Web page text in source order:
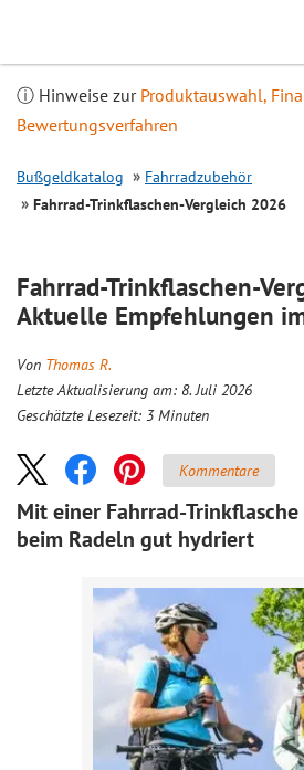
ⓘ Hinweise zur Produktauswahl,
Bewertungsverfahren
Bußgeldkatalog
Fahrradzubehör
Fahrrad-Trinkflaschen-Vergleich 2026
Fahrrad-Trinkflaschen-
Aktuelle Empfehlungen
Von Thomas R.
Letzte Aktualisierung am: 8. Juli 2026
Geschätzte Lesezeit: 3 Minuten
Kommentare
Mit einer Fahrrad-
beim Radeln gut hydriert